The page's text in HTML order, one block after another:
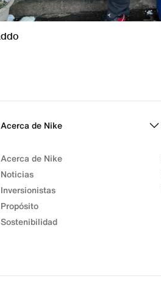
Acerca de Nike
Acerca de Nike
Noticias
Inversionistas
Propósito
Sostenibilidad